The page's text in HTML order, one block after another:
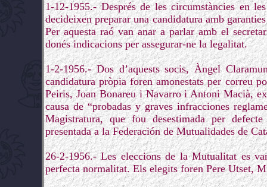
1-12-1955.- Després de les circumstàncies en
decideixen preparar una candidatura amb
Per aquesta raó van anar a parlar amb el
donés indicacions per assegurar-ne la legalitat.
1-2-1956.- Dos d’aquests socis, Àngel
candidatura pròpia foren amonestats per correu
Peiris, Joan Bonareu i Navarro i Antoni Macià,
causa de “probadas y graves infracciones
Magistratura, que fou desestimada per
presentada a la Federación de Mutualidades de
26-2-1956.- Les eleccions de la Mutualitat es
perfecta normalitat. Els elegits foren Pere Utset,